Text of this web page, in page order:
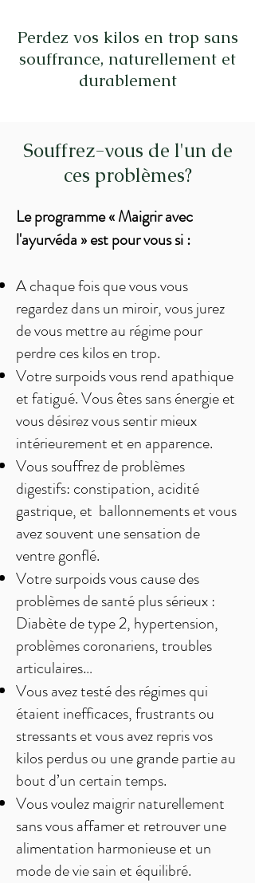
Perdez vos kilos en trop sans
souffrance, naturellement et
durablement
Souffrez-vous de l'un de
ces problèmes?
Le programme « Maigrir avec
l'ayurvéda » est pour vous si :
A chaque fois que vous vous
regardez dans un miroir, vous jurez
de vous mettre au régime pour
perdre ces kilos en trop.
Votre surpoids vous rend apathique
et fatigué. Vous êtes sans énergie et
vous désirez vous sentir mieux
intérieurement et en apparence.
Vous souffrez de problèmes
digestifs: constipation, acidité
gastrique, et ballonnements et vous
avez souvent une sensation de
ventre gonflé.
Votre surpoids vous cause des
problèmes de santé plus sérieux :
Diabète de type 2, hypertension,
problèmes coronariens, troubles
articulaires…
Vous avez testé des régimes qui
étaient inefficaces, frustrants ou
stressants et vous avez repris vos
kilos perdus ou une grande partie au
bout d’un certain temps.
Vous voulez maigrir naturellement
sans vous affamer et retrouver une
alimentation harmonieuse et un
mode de vie sain et équilibré.